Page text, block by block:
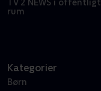
TV 2 NEWS i offentligt
rum
Kategorier
Børn